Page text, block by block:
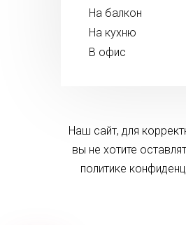
На балкон
На кухню
В офис
Наш сайт, для
вы не хотите
политике